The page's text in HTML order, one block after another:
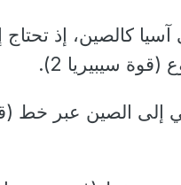
آسيا كالصين، إذ تحتاج
سيبيريا 2).
الروسي إلى الصين عبر خط